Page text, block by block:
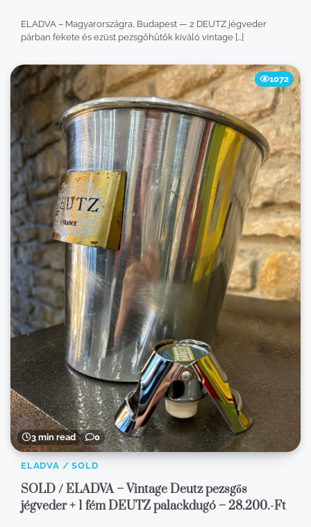
ELADVA – Magyarországra, Budapest — 2 DEUTZ jégveder
párban fekete és ezüst pezsgőhűtők kiváló vintage […]
3 min read 0
1072
ELADVA / SOLD
SOLD / ELADVA – Vintage Deutz pezsgős
jégveder + 1 fém DEUTZ palackdugó – 28.200.-Ft